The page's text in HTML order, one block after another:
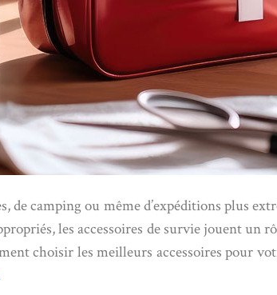
de camping ou même d’expéditions plus
les accessoires de survie jouent un
choisir les meilleurs accessoires pour